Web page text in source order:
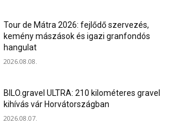
Tour de Mátra 2026: fejlődő szervezés,
kemény mászások és igazi granfondós
hangulat
2026.08.08.
BILO.gravel ULTRA: 210 kilométeres gravel
kihívás vár Horvátországban
2026.08.07.